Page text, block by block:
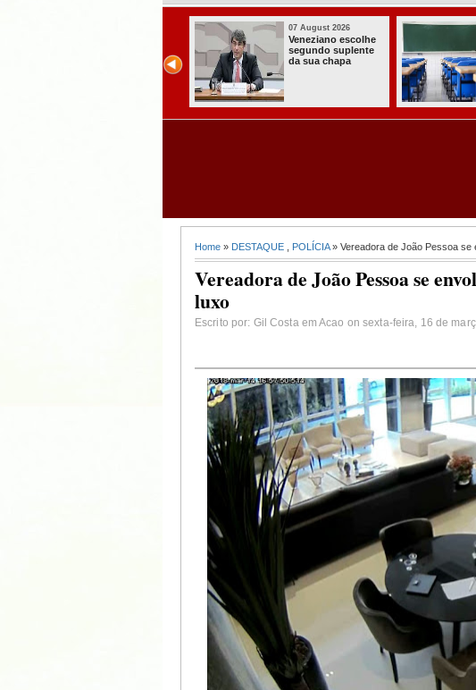
história e consolida
07 August 2026
Homem é preso
com armas,
munições e
Home » DESTAQUE POLÍCIA» Vereadora de João Pessoa se
Vereadora de João Pessoa se
luxo
Escrito por: Gil Costa em Acao on sexta-feira, 16 de